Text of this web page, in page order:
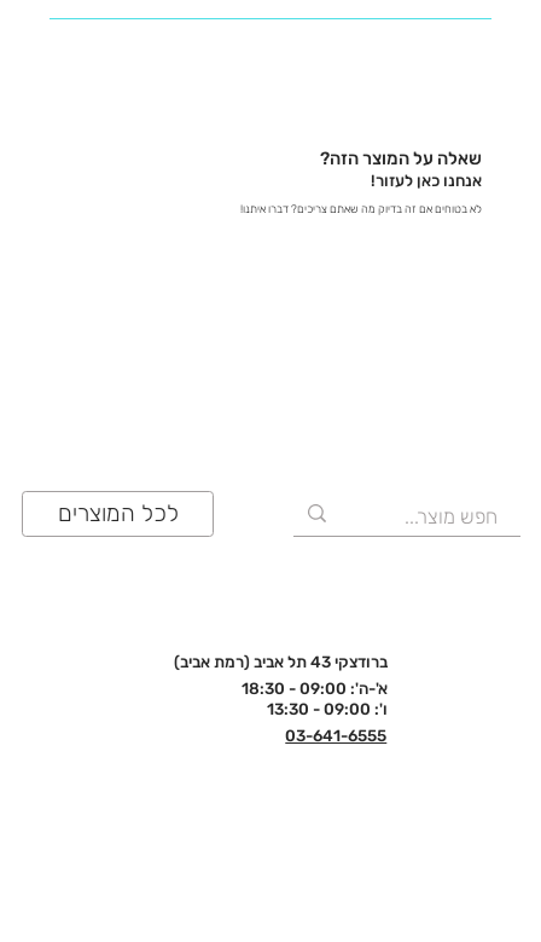
נשמח לעזור לכם למצוא את כל המידע שאתם צריכים! -
ולוודא שתעשו את הבחירה הנכונה!
שאלה על המוצר הזה?
אנחנו כאן לעזור!
לא בטוחים אם זה בדיוק מה שאתם צריכים? דברו איתנו!
לכל המוצרים
ברודצקי 43 תל אביב (רמת אביב)
א'-ה': 09:00 - 18:30
ו': 09:00 - 13:30
03-641-6555